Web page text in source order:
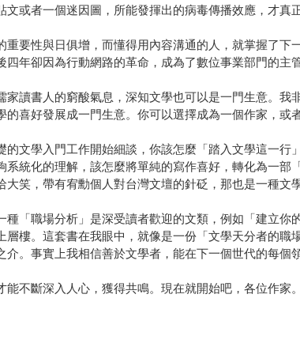
或者一個迷因圖，所能發揮出的病毒傳播效應，才真
要性與日俱增，而懂得用內容溝通的人，就掌握了下
年卻因為行動網路的革命，成為了數位事業部門的主
讀書人的窮酸氣息，深知文學也可以是一門生意。
喜好發展成一門生意。你可以選擇成為一個作家，或
文學入門工作開始細談，你該怎麼「踏入文學這一
統化的理解，該怎麼將單純的寫作喜好，轉化為一
笑，帶有宥勳個人對台灣文壇的針砭，那也是一種文學
「職場分析」是深受讀者歡迎的文類，例如「建立
樓。這套書在我眼中，就像是一份「文學天分者的
。事實上我相信善於文學者，能在下一個世代的每個
不斷深入人心，獲得共鳴。現在就開始吧，各位作家。